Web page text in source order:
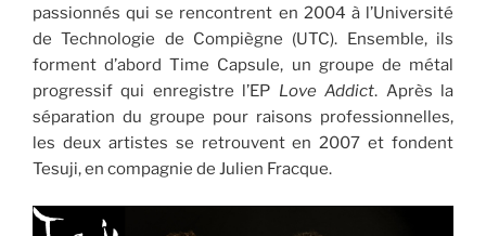
passionnés qui se rencontrent en 2004 à l’Université
de Technologie de Compiègne (UTC). Ensemble, ils
forment d’abord Time Capsule, un groupe de métal
progressif qui enregistre l’EP Love Addict. Après la
séparation du groupe pour raisons professionnelles,
les deux artistes se retrouvent en 2007 et fondent
Tesuji, en compagnie de Julien Fracque.